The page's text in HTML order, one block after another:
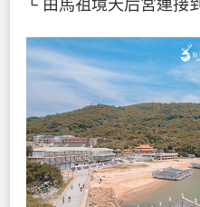
└ 由馬祖境天后宮連接